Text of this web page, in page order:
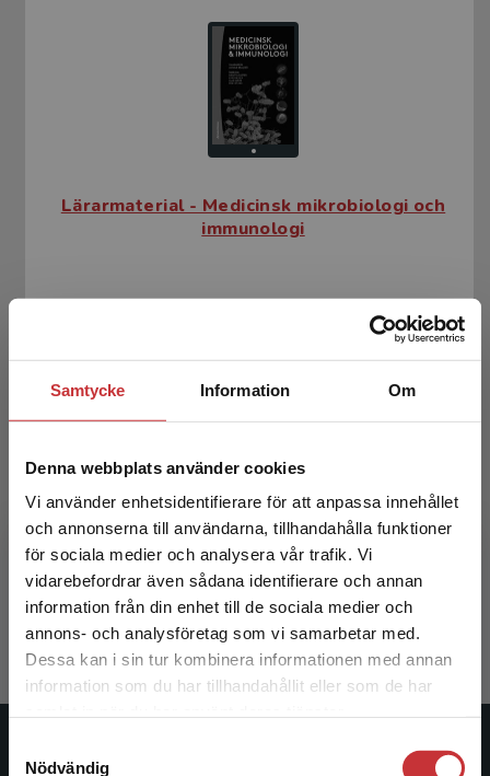
Samtycke Information Om
Denna webbplats använder cookies
Vi använder enhetsidentifierare för att anpassa innehållet
och annonserna till användarna, tillhandahålla funktioner
för sociala medier och analysera vår trafik. Vi
vidarebefordrar även sådana identifierare och annan
information från din enhet till de sociala medier och
annons- och analysföretag som vi samarbetar med.
Dessa kan i sin tur kombinera informationen med annan
information som du har tillhandahållit eller som de har
Nödvändig
Begränsad fraktregion
Det verkar som att du besöker
studentlitteratur.se via en enhet utanför Sverige.
Vi erbjuder inte leveranser utanför Sverige. För
Lärarmaterial - Medicinsk mikrobiologi och
immunologi
Medicinsk mikrobiologi & immunologi
Brauner, Annelie m.fl. (red.)
936 krinkl. moms
Exkl. moms: 883 kr
Studentlitteratur